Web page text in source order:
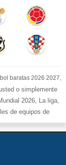
baratas 2026 2027,
o simplemente
2026, La liga,
de equipos de
tienda deportiva
camisetas del club
más bajos!